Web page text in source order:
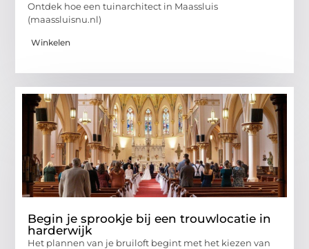
Ontdek hoe een tuinarchitect in Maassluis
(maassluisnu.nl)
Winkelen
Begin je sprookje bij een trouwlocatie in
harderwijk
Het plannen van je bruiloft begint met het kiezen van